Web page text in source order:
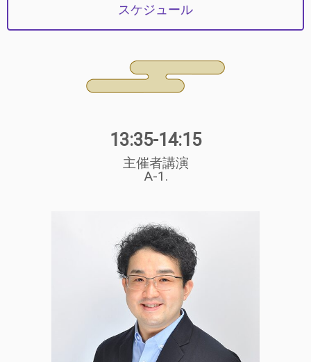
スケジュール
13:35-14:15
主催者講演
A-1.